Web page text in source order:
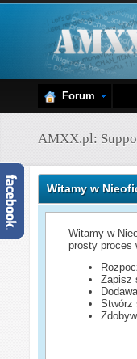
Forum
AMXX.pl:
Witamy w
Witamy w
prosty proces
Zapisz
Stwórz